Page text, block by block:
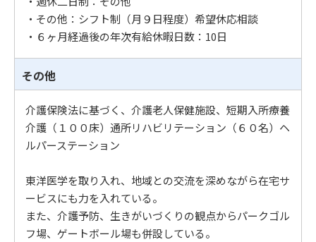
・その他：シフト制（月９日程度）希望休応相談
・６ヶ月経過後の年次有給休暇日数：10日
その他
介護保険法に基づく、介護老人保健施設、短期入所療養
介護（１００床）通所リハビリテーション（６０名）ヘ
ルパーステーション
東洋医学を取り入れ、地域との交流を深めながら在宅サ
ービスにも力を入れている。
また、介護予防、生きがいづくりの観点からパークゴル
フ場、ゲートボール場も併設している。